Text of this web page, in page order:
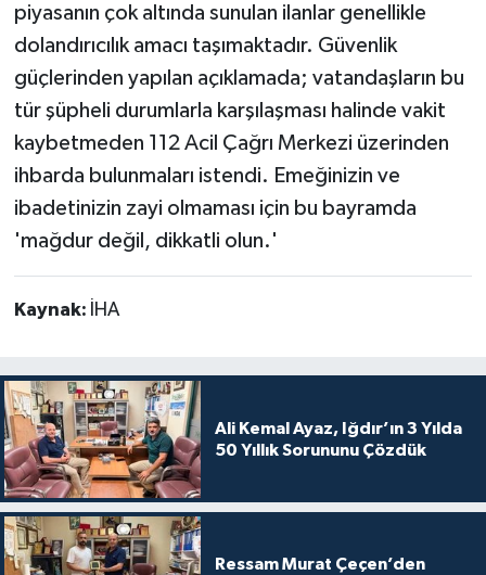
piyasanın çok altında sunulan ilanlar genellikle
dolandırıcılık amacı taşımaktadır. Güvenlik
güçlerinden yapılan açıklamada; vatandaşların bu
tür şüpheli durumlarla karşılaşması halinde vakit
kaybetmeden 112 Acil Çağrı Merkezi üzerinden
ihbarda bulunmaları istendi. Emeğinizin ve
ibadetinizin zayi olmaması için bu bayramda
'mağdur değil, dikkatli olun.'
Kaynak: İHA
Ali Kemal Ayaz, Iğdır’ın 3 Yılda
50 Yıllık Sorununu Çözdük
Ressam Murat Çeçen’den